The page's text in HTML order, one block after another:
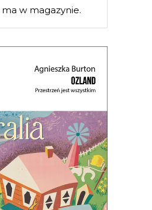
w magazynie.